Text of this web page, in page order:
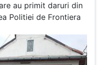
au primit daruri din
Politiei de Frontiera